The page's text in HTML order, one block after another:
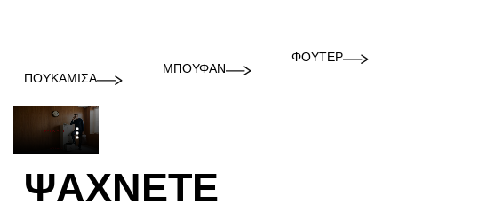
ΠΟΥΚΆΜΙΣΑ
ΜΠΟΥΦΆΝ
ΦΟΎΤΕΡ
ΨΑΧΝΕΤΕ